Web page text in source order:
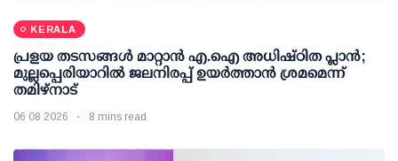
KERALA
പ്രളയ തടസങ്ങള്‍ മാറ്റാന്‍ എ.ഐ അധിഷ്ഠിത പ്ലാന്‍;
മുല്ലപ്പെരിയാറില്‍ ജലനിരപ്പ് ഉയര്‍ത്താന്‍ ശ്രമമെന്ന്
തമിഴ്നാട്
06 08 2026 8 mins read